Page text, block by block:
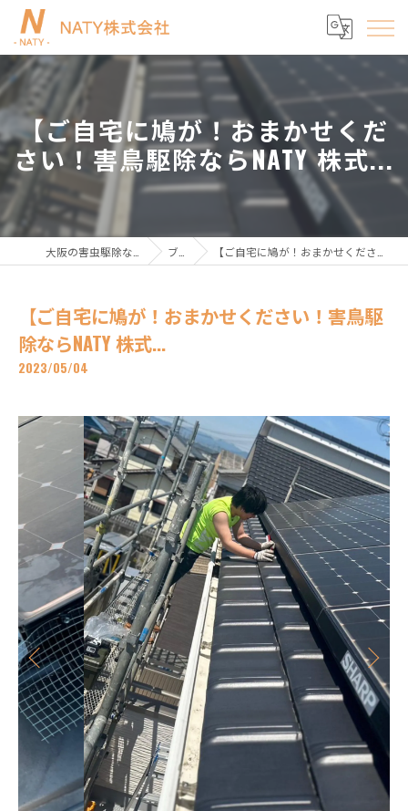
【ご自宅に鳩が！おまかせくだ
さい！害鳥駆除ならNATY 株式...
ブログ 【ご自宅に鳩が！おまかせください！害鳥駆除ならNATY 株式...
【ご自宅に鳩が！おまかせください！害鳥駆
除ならNATY 株式...
2023/05/04